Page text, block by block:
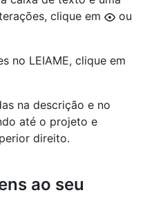
clique em
ou
no LEIAME, clique em
na descrição e no
até o projeto e
direito.
ao seu